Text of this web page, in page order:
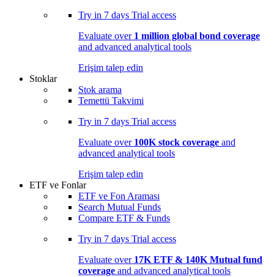
Try in 7 days Trial access
Evaluate over 1 million global bond coverage
and advanced analytical tools
Erişim talep edin
Stoklar
Stok arama
Temettü Takvimi
Try in 7 days Trial access
Evaluate over 100K stock coverage and
advanced analytical tools
Erişim talep edin
ETF ve Fonlar
ETF ve Fon Araması
Search Mutual Funds
Compare ETF & Funds
Try in 7 days Trial access
Evaluate over 17K ETF & 140K Mutual fund
coverage and advanced analytical tools